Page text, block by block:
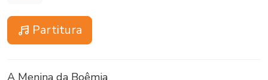
Partitura
A Menina da Boêmia